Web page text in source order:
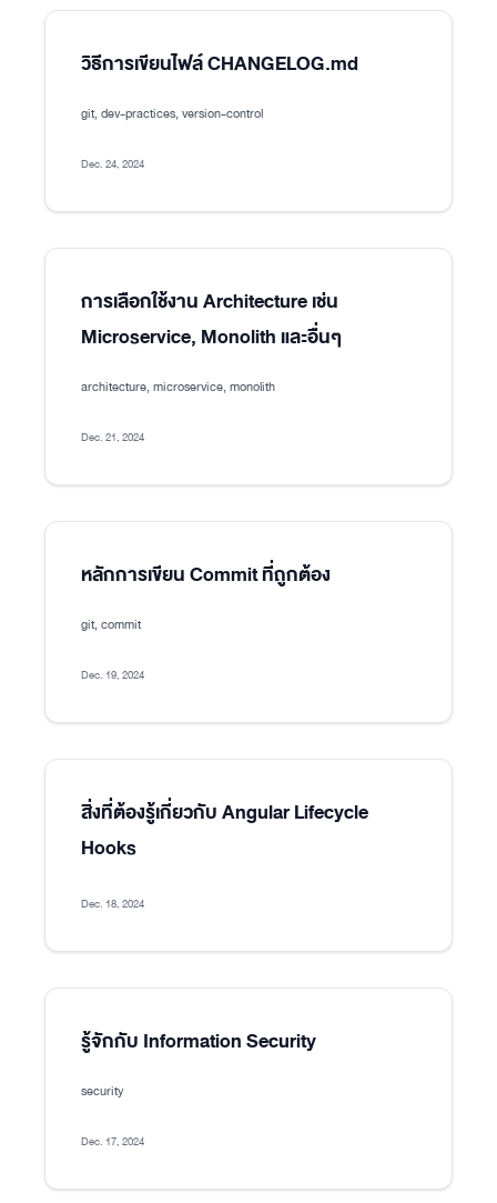
วิธีการเขียนไฟล์ CHANGELOG.md
git, dev-practices, version-control
Dec. 24, 2024
การเลือกใช้งาน Architecture เช่น
Microservice, Monolith และอื่นๆ
architecture, microservice, monolith
Dec. 21, 2024
หลักการเขียน Commit ที่ถูกต้อง
git, commit
Dec. 19, 2024
สิ่งที่ต้องรู้เกี่ยวกับ Angular Lifecycle
Hooks
Dec. 18, 2024
รู้จักกับ Information Security
security
Dec. 17, 2024